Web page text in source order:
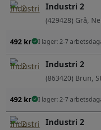
Industri 2
(429428) Grå,
492 kr I lager: 2-7
Industri 2
(863420) Brun,
492 kr I lager: 2-7
Industri 2